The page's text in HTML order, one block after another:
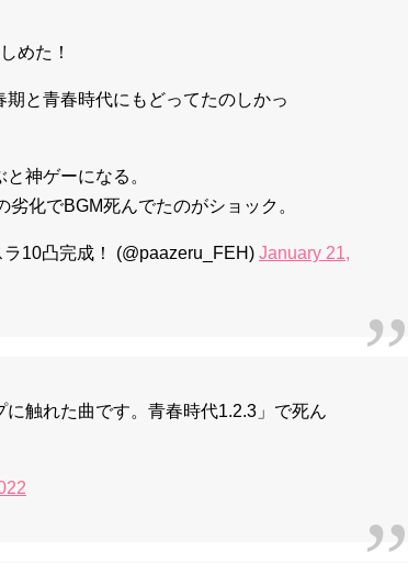
めた！
と青春時代にもどってたのしかっ
神ゲーになる。
化でBGM死んでたのがショック。
10凸完成！ (@paazeru_FEH) January 21,
触れた曲です。青春時代1.2.3」で死ん